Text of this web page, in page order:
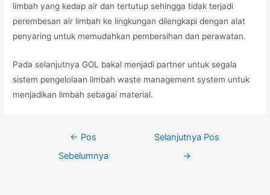
limbah yang kedap air dan tertutup sehingga tidak terjadi
perembesan air limbah ke lingkungan dilengkapi dengan alat
penyaring untuk memudahkan pembersihan dan perawatan.
Pada selanjutnya GOL bakal menjadi partner untuk segala
sistem pengelolaan limbah waste management system untuk
menjadikan limbah sebagai material.
← Pos
Sebelumnya
Selanjutnya Pos
→